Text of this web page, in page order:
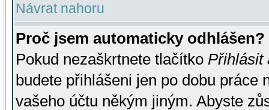
Návrat nahoru
Proč jsem automaticky odhlášen?
Pokud nezaškrtnete tlačítko Přihlásit
budete přihlášeni jen po dobu práce
vašeho účtu někým jiným. Abyste